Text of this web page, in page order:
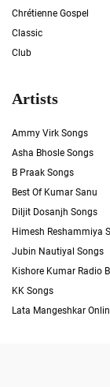
Chrétienne Gospel
Classic
Club
Artists
Ammy Virk Songs
Asha Bhosle Songs
B Praak Songs
Best Of Kumar Sanu
Diljit Dosanjh Songs
Himesh Reshammiya
Jubin Nautiyal Songs
Kishore Kumar Radio
KK Songs
Lata Mangeshkar